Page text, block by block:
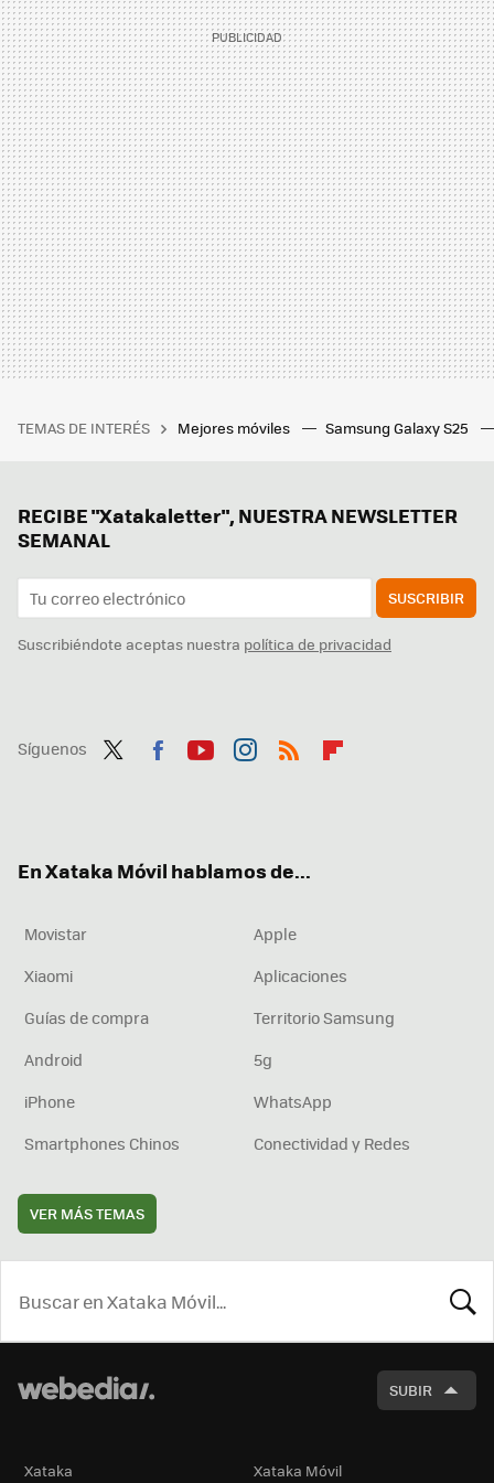
TEMAS DE INTERÉS Mejores móviles Samsung Galaxy S25
RECIBE "Xatakaletter", NUESTRA NEWSLETTER
SEMANAL
SUSCRIBIR
Suscribiéndote aceptas nuestra política de privacidad
Síguenos
En Xataka Móvil hablamos de...
Movistar
Apple
Xiaomi
Aplicaciones
Guías de compra
Territorio Samsung
Android
5g
iPhone
WhatsApp
Smartphones Chinos
Conectividad y Redes
VER MÁS TEMAS
SUBIR
Xataka Xataka Móvil